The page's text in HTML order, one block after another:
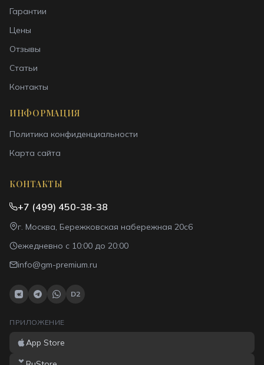
Гарантии
Цены
Отзывы
Статьи
Контакты
ИНФОРМАЦИЯ
Политика конфиденциальности
Карта сайта
КОНТАКТЫ
+7 (499) 450-38-38
г. Москва, Бережковская набережная 20с6
ежедневно с 10:00 до 20:00
info@gm-premium.ru
D2
ПРИЛОЖЕНИЕ
App Store